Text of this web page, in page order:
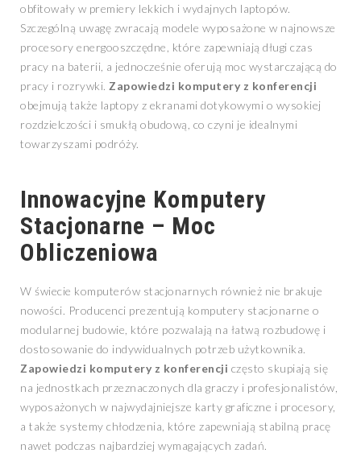
obfitowały w premiery lekkich i wydajnych laptopów.
Szczególną uwagę zwracają modele wyposażone w najnowsze
procesory energooszczędne, które zapewniają długi czas
pracy na baterii, a jednocześnie oferują moc wystarczającą do
pracy i rozrywki. Zapowiedzi komputery z konferencji
obejmują także laptopy z ekranami dotykowymi o wysokiej
rozdzielczości i smukłą obudową, co czyni je idealnymi
towarzyszami podróży.
Innowacyjne Komputery
Stacjonarne – Moc
Obliczeniowa
W świecie komputerów stacjonarnych również nie brakuje
nowości. Producenci prezentują komputery stacjonarne o
modularnej budowie, które pozwalają na łatwą rozbudowę i
dostosowanie do indywidualnych potrzeb użytkownika.
Zapowiedzi komputery z konferencji często skupiają się
na jednostkach przeznaczonych dla graczy i profesjonalistów,
wyposażonych w najwydajniejsze karty graficzne i procesory,
a także systemy chłodzenia, które zapewniają stabilną pracę
nawet podczas najbardziej wymagających zadań.